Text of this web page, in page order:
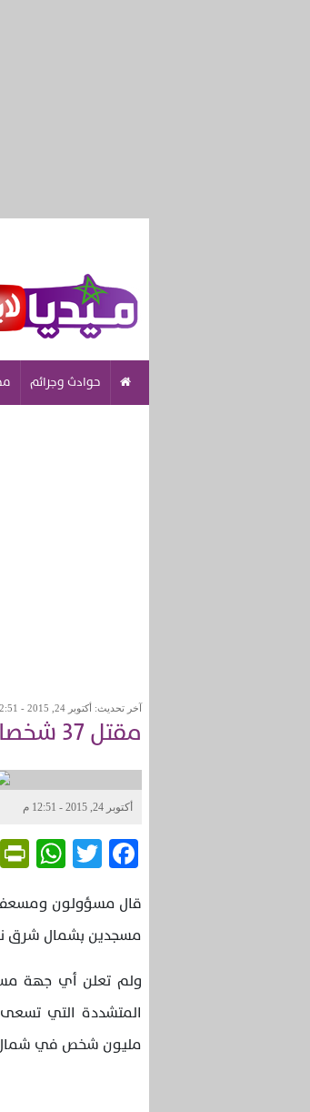
حوادث وجرائم
آخر تحديث: أكتوبر 24, 2015 - 12:51 م
مقتل 37 شخصا على الأقل في تفجيرين بشمال شرق نيجيريا
أكتوبر 24, 2015 - 12:51 م
Facebook
Twitter
مسجدين بشمال شرق
ولم تعلن أي جهة
مليون شخص في شمال